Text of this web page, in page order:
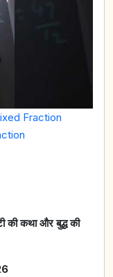
Fraction
की कथा और बुद्ध की